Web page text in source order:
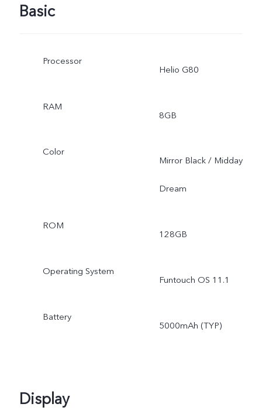
Basic
Processor
Helio G80
RAM
8GB
Color
Mirror Black / Midday
Dream
ROM
128GB
Operating System
Funtouch OS 11.1
Battery
5000mAh (TYP)
Display